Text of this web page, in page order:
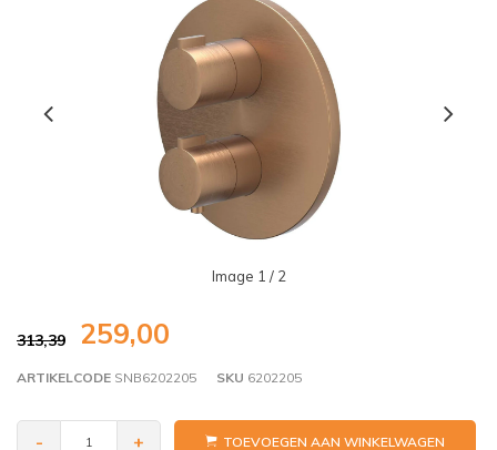
Image 1 / 2
313,39 259,00
ARTIKELCODE SNB6202205 SKU 6202205
- + TOEVOEGEN AAN WINKELWAGEN